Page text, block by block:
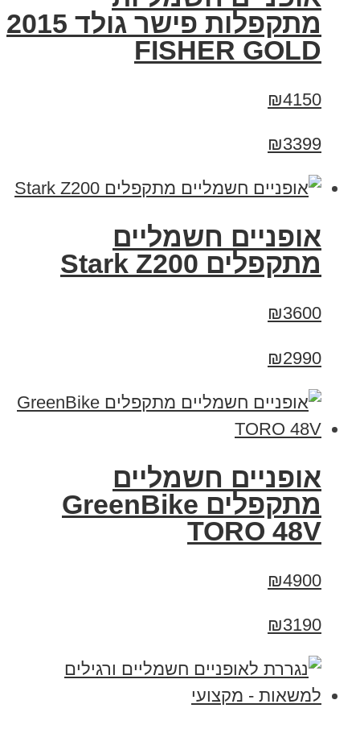
מתקפלות פישר גולד 2015
FISHER GOLD
₪4150
₪3399
‏אופניים חשמליים
‏מתקפלים Stark Z200
₪3600
₪2990
אופניים חשמליים
מתקפלים GreenBike
TORO 48V
₪4900
₪3190